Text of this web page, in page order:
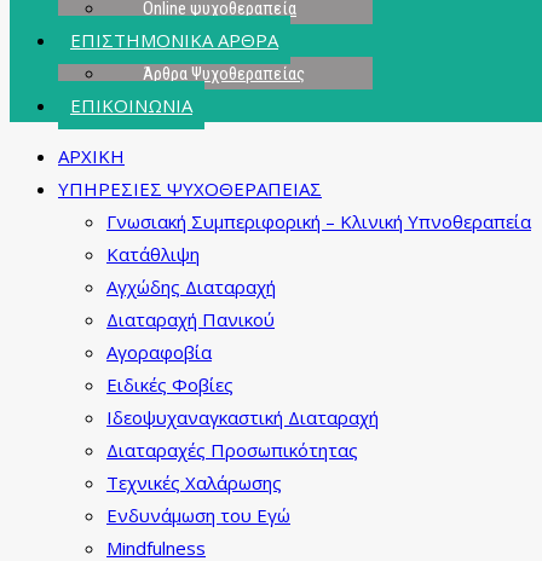
Online ψυχοθεραπεία
ΕΠΙΣΤΗΜΟΝΙΚΑ ΑΡΘΡΑ
Άρθρα Ψυχοθεραπείας
ΕΠΙΚΟΙΝΩΝΙΑ
ΑΡΧΙΚΗ
ΥΠΗΡΕΣΙΕΣ ΨΥΧΟΘΕΡΑΠΕΙΑΣ
Γνωσιακή Συμπεριφορική – Κλινική Υπνοθεραπεία
Κατάθλιψη
Αγχώδης Διαταραχή
Διαταραχή Πανικού
Αγοραφοβία
Ειδικές Φοβίες
Ιδεοψυχαναγκαστική Διαταραχή
Διαταραχές Προσωπικότητας
Τεχνικές Χαλάρωσης
Ενδυνάμωση του Εγώ
Mindfulness